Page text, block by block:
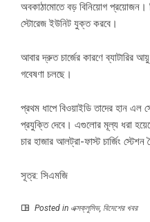
অবকাঠামোতে বড় বিনিয়োগ প্রয়োজন।
স্টোরেজ ইউনিট যুক্ত করবে।
আবার দ্রুত চার্জের কারণে ব্যাটারির
গবেষণা চলছে।
প্রথম ধাপে বিওয়াইডি তাদের হান
প্রযুক্তি দেবে। এগুলোর মূল্য ধরা
চার হাজার আলট্রা-ফাস্ট চার্জিং স্টেশন
সূত্র: সিএমজি
Posted in এক্সক্লুসিভ, বিদেশের খবর